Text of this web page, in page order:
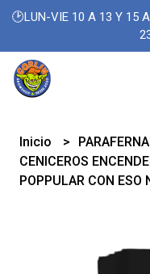
🕑LUN-VIE 10 A 13 Y 15
Inicio
CENICEROS
POPPULAR CON ESO